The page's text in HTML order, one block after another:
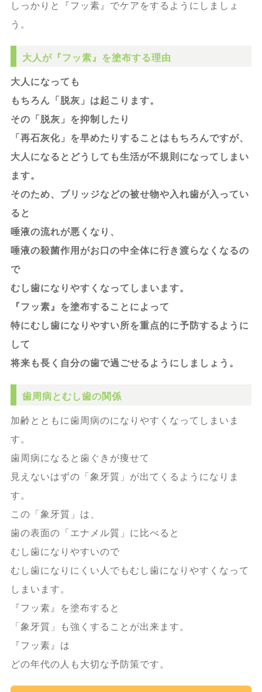
しっかりと『フッ素』でケアをするようにしましょ
う。
大人が『フッ素』を塗布する理由
大人になっても
もちろん「脱灰」は起こります。
その「脱灰」を抑制したり
「再石灰化」を早めたりすることはもちろんですが、
大人になるとどうしても生活が不規則になってしまい
ます。
そのため、ブリッジなどの被せ物や入れ歯が入ってい
ると
唾液の流れが悪くなり、
唾液の殺菌作用がお口の中全体に行き渡らなくなるの
で
むし歯になりやすくなってしまいます。
『フッ素』を塗布することによって
特にむし歯になりやすい所を重点的に予防するように
して
将来も長く自分の歯で過ごせるようにしましょう。
歯周病とむし歯の関係
加齢とともに歯周病のになりやすくなってしまいま
す。
歯周病になると歯ぐきが痩せて
見えないはずの「象牙質」が出てくるようになりま
す。
この「象牙質」は、
歯の表面の「エナメル質」に比べると
むし歯になりやすいので
むし歯になりにくい人でもむし歯になりやすくなって
しまいます。
『フッ素』を塗布すると
「象牙質」も強くすることが出来ます。
『フッ素』は
どの年代の人も大切な予防策です。